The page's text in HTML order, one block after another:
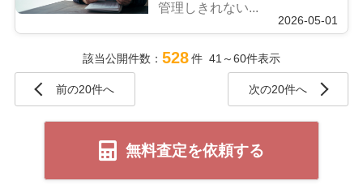
管理しきれない...
2026-05-01
該当公開件数： 528件 41～60件表示
前の20件へ 次の20件へ
無料査定を依頼する